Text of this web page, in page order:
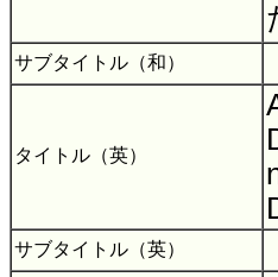
サブタイトル（和）
タイトル（英）
サブタイトル（英）